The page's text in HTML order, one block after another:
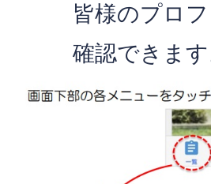
皆様のプロ
確認できます